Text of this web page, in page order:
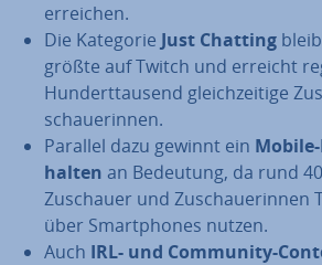
erreichen.
Die Kategorie Just Chatting
größte auf Twitch und erreicht
Hun­dert­tau­send gleich­zei­ti­ge
schaue­rin­nen.
Parallel dazu gewinnt ein
hal­ten an Bedeutung, da rund
Zuschauer und Zu­schaue­rin­nen
über Smart­phones nutzen.
Auch IRL- und Community-